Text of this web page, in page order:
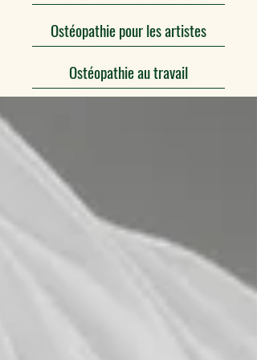
Ostéopathie pour les artistes
Ostéopathie au travail